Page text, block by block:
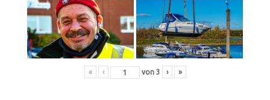
« ‹ von 3 › »